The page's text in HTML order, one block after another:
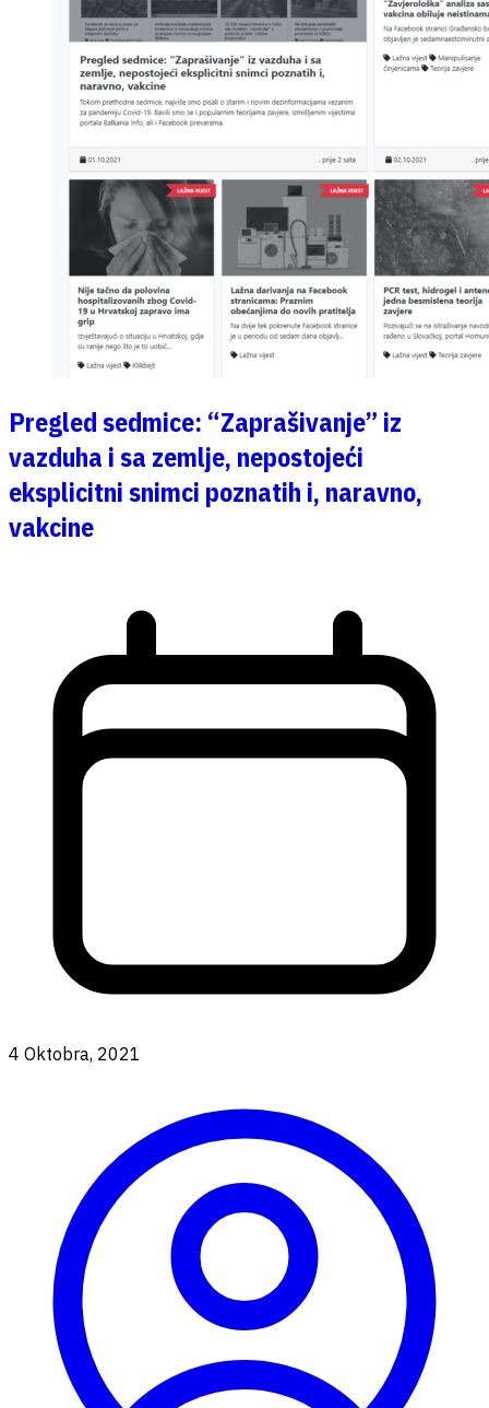
Pregled sedmice: “Zaprašivanje” iz
vazduha i sa zemlje, nepostojeći
eksplicitni snimci poznatih i, naravno,
vakcine
4 Oktobra, 2021